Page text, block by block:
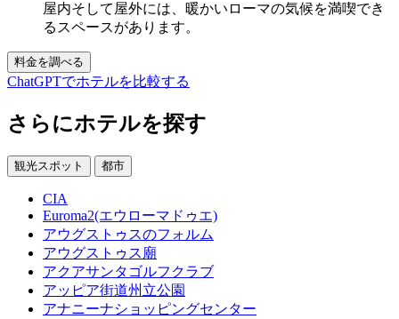
屋内そして屋外には、暖かいローマの気候を満喫でき
るスペースがあります。
料金を調べる
ChatGPTでホテルを比較する
さらにホテルを探す
観光スポット 都市
CIA
Euroma2(エウローマドゥエ)
アウグストゥスのフォルム
アウグストゥス廟
アクアサンタゴルフクラブ
アッピア街道州立公園
アナニーナショッピングセンター